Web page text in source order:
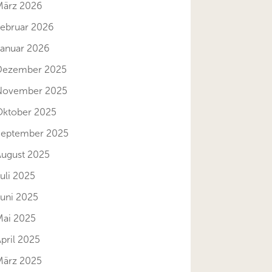
2026
2026
2026
2025
2025
2025
2025
2025
2025
2025
2025
2025
2025